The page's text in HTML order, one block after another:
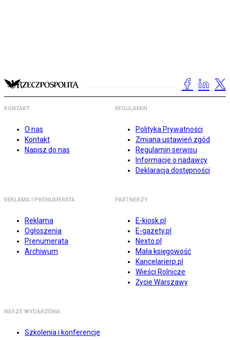
KONTAKT
O nas
Kontakt
Napisz do nas
REGULAMIN
Polityka Prywatności
Zmiana ustawień zgód
Regulamin serwisu
Informacje o nadawcy
Deklaracja dostępności
REKLAMA I PRENUMERATA
Reklama
Ogłoszenia
Prenumerata
Archiwum
PARTNERZY
E-kiosk.pl
E-gazety.pl
Nexto.pl
Mała księgowość
Kancelarierp.pl
Wieści Rolnicze
Życie Warszawy
NASZE WYDARZENIA
Szkolenia i konferencje